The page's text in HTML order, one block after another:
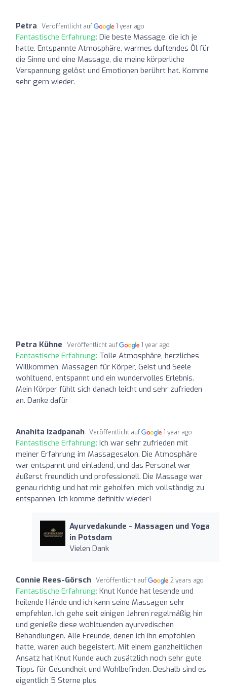
Petra Veröffentlicht auf 1 year ago
Fantastische Erfahrung: Die beste Massage, die ich je
hatte. Entspannte Atmosphäre, warmes duftendes Öl für
die Sinne und eine Massage, die meine körperliche
Verspannung gelöst und Emotionen berührt hat. Komme
sehr gern wieder.
Petra Kühne Veröffentlicht auf 1 year ago
Fantastische Erfahrung: Tolle Atmosphäre, herzliches
Willkommen, Massagen für Körper, Geist und Seele
wohltuend, entspannt und ein wundervolles Erlebnis.
Mein Körper fühlt sich danach leicht und sehr zufrieden
an. Danke dafür
Anahita Izadpanah Veröffentlicht auf 1 year ago
Fantastische Erfahrung: Ich war sehr zufrieden mit
meiner Erfahrung im Massagesalon. Die Atmosphäre
war entspannt und einladend, und das Personal war
äußerst freundlich und professionell. Die Massage war
genau richtig und hat mir geholfen, mich vollständig zu
entspannen. Ich komme definitiv wieder!
Ayurvedakunde - Massagen und Yoga
in Potsdam
Vielen Dank
Connie Rees-Görsch Veröffentlicht auf 2 years ago
Fantastische Erfahrung: Knut Kunde hat lesende und
heilende Hände und ich kann seine Massagen sehr
empfehlen. Ich gehe seit einigen Jahren regelmäßig hin
und genieße diese wohltuenden ayurvedischen
Behandlungen. Alle Freunde, denen ich ihn empfohlen
hatte, waren auch begeistert. Mit einem ganzheitlichen
Ansatz hat Knut Kunde auch zusätzlich noch sehr gute
Tipps für Gesundheit und Wohlbefinden. Deshalb sind es
eigentlich 5 Sterne plus